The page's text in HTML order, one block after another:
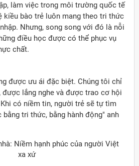
làm việc trong môi trường quốc tế
kiều bào trẻ luôn mang theo tri thức
Nhưng, song song với đó là nỗi
điều học được có thể phục vụ
chất.
được ưu ái đặc biệt. Chúng tôi chỉ
lắng nghe và được trao cơ hội
có niềm tin, người trẻ sẽ tự tìm
tri thức, bằng hành động" anh